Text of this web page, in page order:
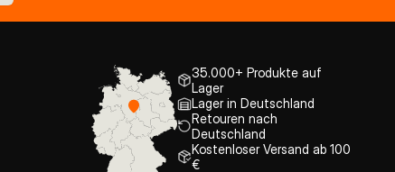
35.000+ Produkte auf
Lager
Lager in Deutschland
Retouren nach
Deutschland
Kostenloser Versand ab 100
€